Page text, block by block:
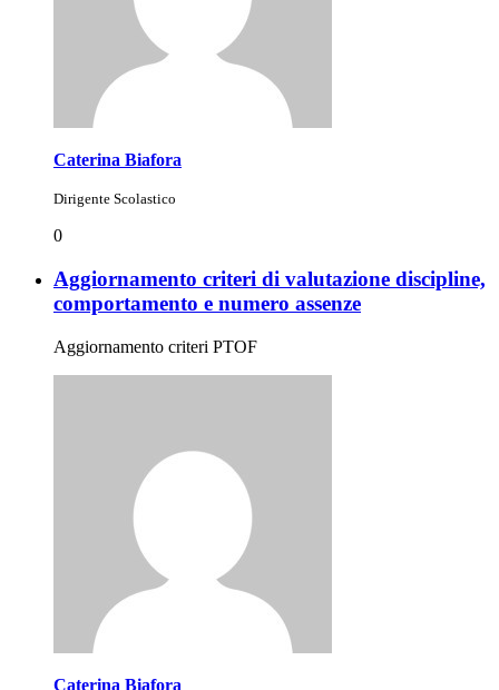
Caterina Biafora
Dirigente Scolastico
0
Aggiornamento criteri di valutazione discipline,
comportamento e numero assenze
Aggiornamento criteri PTOF
Caterina Biafora